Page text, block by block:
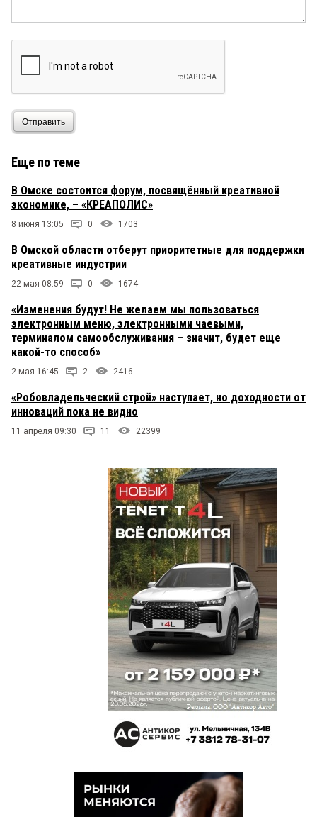
Отправить
Еще по теме
В Омске состоится форум, посвящённый креативной
экономике, – «КРЕАПОЛИС»
8 июня 13:05 0 1703
В Омской области отберут приоритетные для поддержки
креативные индустрии
22 мая 08:59 0 1674
«Изменения будут! Не желаем мы пользоваться
электронным меню, электронными чаевыми,
терминалом самообслуживания – значит, будет еще
какой-то способ»
2 мая 16:45 2 2416
«Робовладельческий строй» наступает, но доходности от
инноваций пока не видно
11 апреля 09:30 11 22399